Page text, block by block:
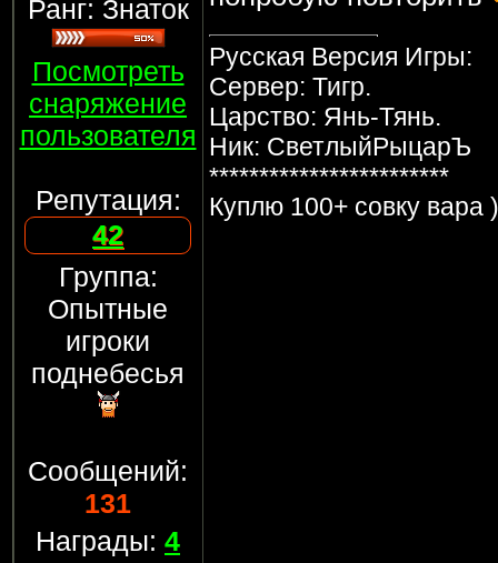
Ранг: Знаток
Посмотреть
снаряжение
пользователя
Репутация:
42
Группа:
Опытные
игроки
поднебесья
Сообщений:
131
Награды: 4
Русская Версия Игры:
Сервер: Тигр.
Царство: Янь-Тянь.
Ник: СветлыйРыцарЪ
************************
Куплю 100+ совку вара